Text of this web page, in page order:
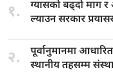
१. ग्यासको बढ्दोमाग र
ल्याउन सरकार
२. पूर्वानुमानमा आधारित
स्थानीय तहसम्म